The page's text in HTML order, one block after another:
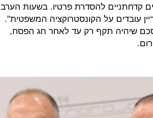
קדחתניים להסדרת פרטיו. בשעות הערב
עובדים על הקונסטרוקציה המשפטית".
שיהיה תקף רק עד לאחר חג הפסח,